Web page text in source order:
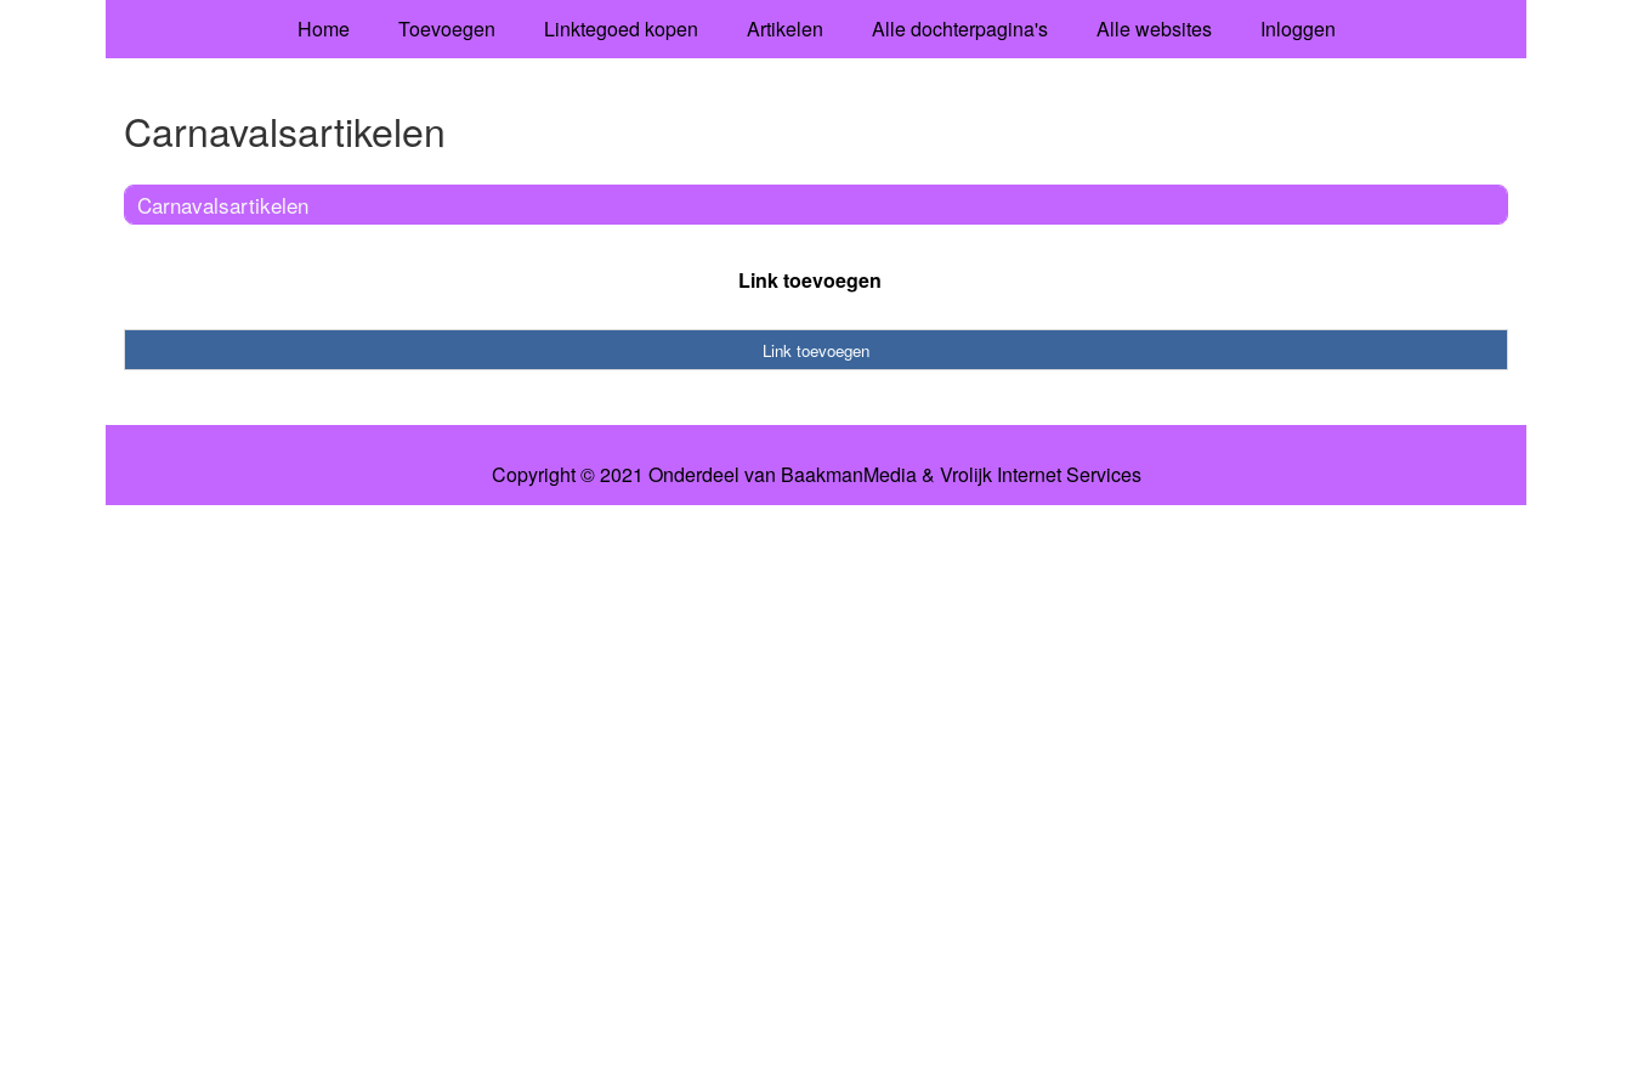
Home Toevoegen Linktegoed kopen Artikelen Alle dochterpagina's Alle websites Inloggen
Carnavalsartikelen
Carnavalsartikelen
Link toevoegen
Link toevoegen
Copyright © 2021 Onderdeel van BaakmanMedia& Vrolijk Internet Services